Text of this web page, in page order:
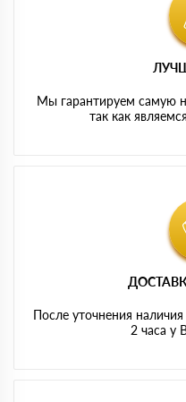
Мы гарантируем самую
так как
После уточнения
2 часа у